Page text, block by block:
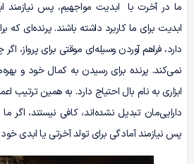
ما در آخرت با ابدیت مواجهیم، پس نیازمند
ابدیت برای ما کاربرد داشته باشند. پرنده‌ای که
دارد، فراهم آوردن وسیله‌ای موقتی برای پرواز،
نمی‌کند. پرنده برای رسیدن به کمال خود و
ابزاری به نام بال احتیاج دارد. به همین ترتیب
دارایی‌مان تبدیل نشده‌اند، کافی نیستند، اگر
پس نیازمند آمادگی برای تولد آخرتی یا ابدی